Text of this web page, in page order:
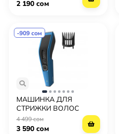
2 190 сом
-909 сом
МАШИНКА ДЛЯ
СТРИЖКИ ВОЛОС
PHILIPS HC3522/15
4 499 сом
3 590 сом